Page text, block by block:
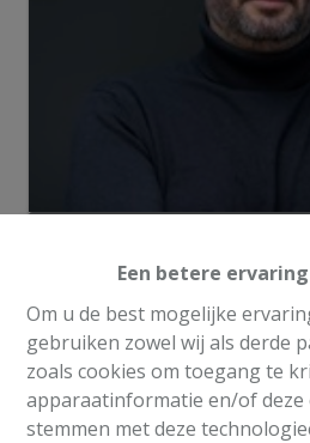
Een betere
Om u de best mogelijke
gebruiken zowel wij als derde
zoals cookies om toegang te
apparaatinformatie en/of deze
stemmen met deze
3 1 180 m²